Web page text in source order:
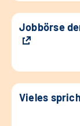
Jobbörse
Vieles